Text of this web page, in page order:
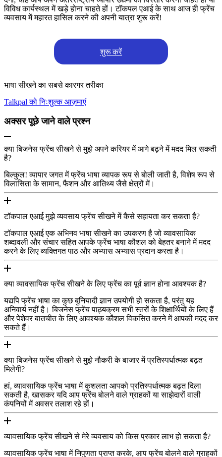
विविध कार्यस्थल में खड़े होना चाहते हों। टॉकपल एआई के साथ आज ही फ्रेंच
व्यवसाय में महारत हासिल करने की अपनी यात्रा शुरू करें!
शुरू करें
भाषा सीखने का सबसे कारगर तरीका
Talkpal को निःशुल्क आज़माएं
अक्सर पूछे जाने वाले प्रश्न
क्या बिजनेस फ्रेंच सीखने से मुझे अपने करियर में आगे बढ़ने में मदद मिल सकती
है?
बिल्कुल! व्यापार जगत में फ्रेंच भाषा व्यापक रूप से बोली जाती है, विशेष रूप से
विलासिता के सामान, फैशन और आतिथ्य जैसे क्षेत्रों में।
टॉकपाल एआई मुझे व्यवसाय फ्रेंच सीखने में कैसे सहायता कर सकता है?
टॉकपाल एआई एक अभिनव भाषा सीखने का उपकरण है जो व्यावसायिक
शब्दावली और संचार सहित आपके फ्रेंच भाषा कौशल को बेहतर बनाने में मदद
करने के लिए व्यक्तिगत पाठ और अभ्यास अभ्यास प्रदान करता है।
क्या व्यावसायिक फ्रेंच सीखने के लिए फ्रेंच का पूर्व ज्ञान होना आवश्यक है?
यद्यपि फ्रेंच भाषा का कुछ बुनियादी ज्ञान उपयोगी हो सकता है, परंतु यह
अनिवार्य नहीं है। बिजनेस फ्रेंच पाठ्यक्रम सभी स्तरों के शिक्षार्थियों के लिए हैं
और पेशेवर बातचीत के लिए आवश्यक कौशल विकसित करने में आपकी मदद कर
सकते हैं।
क्या बिजनेस फ्रेंच सीखने से मुझे नौकरी के बाजार में प्रतिस्पर्धात्मक बढ़त
मिलेगी?
हां, व्यावसायिक फ्रेंच भाषा में कुशलता आपको प्रतिस्पर्धात्मक बढ़त दिला
सकती है, खासकर यदि आप फ्रेंच बोलने वाले ग्राहकों या साझेदारों वाली
कंपनियों में अवसर तलाश रहे हों।
व्यावसायिक फ्रेंच सीखने से मेरे व्यवसाय को किस प्रकार लाभ हो सकता है?
व्यावसायिक फ्रेंच भाषा में निपुणता प्राप्त करके, आप फ्रेंच बोलने वाले ग्राहकों